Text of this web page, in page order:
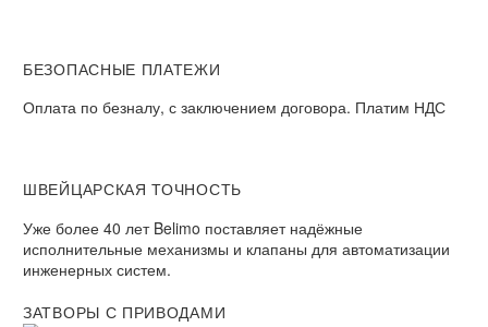
БЕЗОПАСНЫЕ ПЛАТЕЖИ​
Оплата по безналу, с заключением договора. Платим НДС​
ШВЕЙЦАРСКАЯ ТОЧНОСТЬ
Уже более 40 лет Belimo поставляет надёжные
исполнительные механизмы и клапаны для автоматизации
инженерных систем.
ЗАТВОРЫ С ПРИВОДАМИ